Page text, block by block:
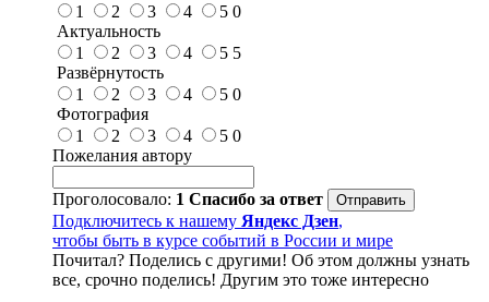
1
2 3 4 5 0
Актуальность
1
2 3 4 5 5
Развёрнутость
1
2 3 4 5 0
Фотография
1
2 3 4 5 0
Пожелания автору
Проголосовало: 1 Спасибо за ответ
Подключитесь к нашему Яндекс Дзен,
чтобы быть в курсе событий в России и мире
Почитал? Поделись с другими! Об этом должны узнать
все, срочно поделись! Другим это тоже интересно